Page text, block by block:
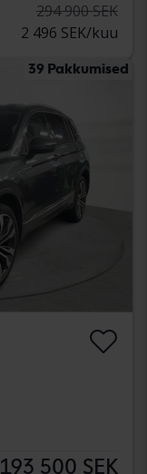
294 900 SEK
2 496 SEK/kuu
39 Pakkumised
193 500 SEK